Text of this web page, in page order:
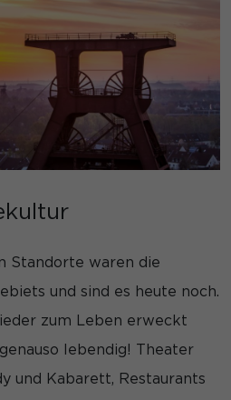
Standorte waren die
und sind es heute noch.
zum Leben erweckt
lebendig! Theater
und Kabarett, Restaurants